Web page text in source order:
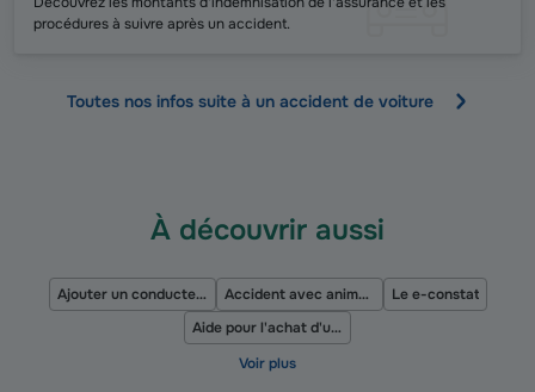
procédures à suivre après un accident.
Toutes nos infos suite à un accident de voiture
À découvrir aussi
Ajouter un conducteur secondaire Accident avec animal sauvage
Le e-constat
Aide pour l'achat d'une voiture